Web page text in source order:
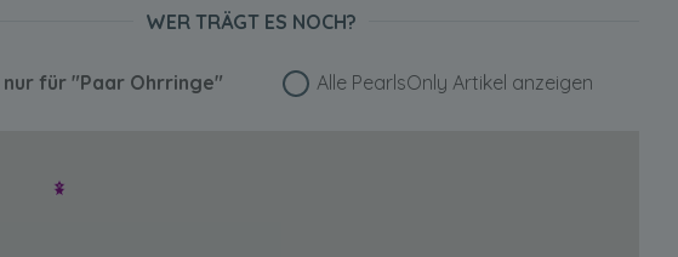
WER TRÄGT ES NOCH?
nur für"Paar Ohrringe" Alle PearlsOnly Artikel anzeigen